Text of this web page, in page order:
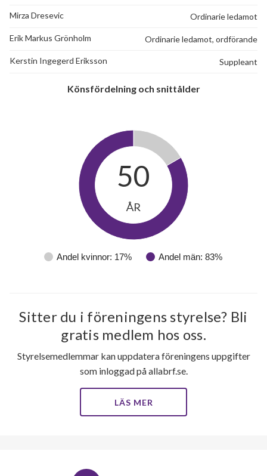
Mirza Dresevic Ordinarie ledamot
Erik Markus Grönholm Ordinarie ledamot, ordförande
Kerstin Ingegerd Eriksson Suppleant
Könsfördelning och snittålder
Andel kvinnor: 17% Andel män: 83%
50
ÅR
Sitter du i föreningens styrelse? Bli
gratis medlem hos oss.
Styrelsemedlemmar kan uppdatera föreningens uppgifter
som inloggad på allabrf.se.
LÄS MER